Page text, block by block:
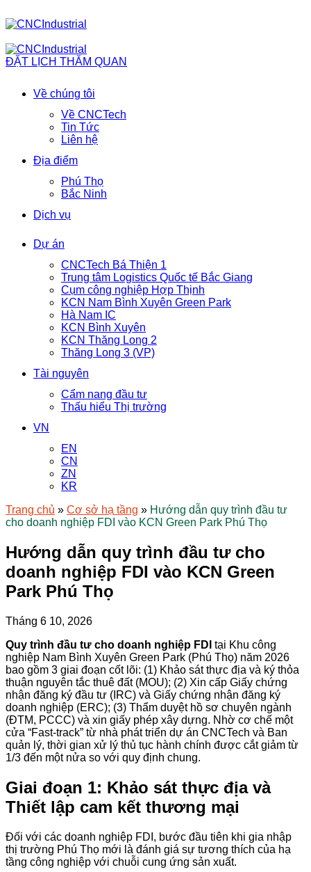
ĐẶT LỊCH THĂM QUAN
Về chúng tôi
Về CNCTech
Tin Tức
Liên hệ
Địa điểm
Phú Thọ
Bắc Ninh
Dịch vụ
Dự án
CNCTech Bá Thiện 1
Trung tâm Logistics Quốc tế Bắc Giang
Cụm công nghiệp Hợp Thịnh
KCN Nam Bình Xuyên Green Park
Hà Nam IC
KCN Bình Xuyên
KCN Thăng Long 2
Thăng Long 3 (VP)
Tài nguyên
Cẩm nang đầu tư
Thấu hiểu Thị trường
VN
EN
CN
ZN
KR
Trang chủ » Cơ sở hạ tầng » Hướng dẫn quy trình đầu tư
cho doanh nghiệp FDI vào KCN Green Park Phú Thọ
Hướng dẫn quy trình đầu tư cho
doanh nghiệp FDI vào KCN Green
Park Phú Thọ
Tháng 6 10, 2026
Quy trình đầu tư cho doanh nghiệp FDI tại Khu công
nghiệp Nam Bình Xuyên Green Park (Phú Thọ) năm 2026
bao gồm 3 giai đoạn cốt lõi: (1) Khảo sát thực địa và ký thỏa
thuận nguyên tắc thuê đất (MOU); (2) Xin cấp Giấy chứng
nhận đăng ký đầu tư (IRC) và Giấy chứng nhận đăng ký
doanh nghiệp (ERC); (3) Thẩm duyệt hồ sơ chuyên ngành
(ĐTM, PCCC) và xin giấy phép xây dựng. Nhờ cơ chế một
cửa “Fast-track” từ nhà phát triển dự án CNCTech và Ban
quản lý, thời gian xử lý thủ tục hành chính được cắt giảm từ
1/3 đến một nửa so với quy định chung.
Giai đoạn 1: Khảo sát thực địa và
Thiết lập cam kết thương mại
Đối với các doanh nghiệp FDI, bước đầu tiên khi gia nhập
thị trường Phú Thọ mới là đánh giá sự tương thích của hạ
tầng công nghiệp với chuỗi cung ứng sản xuất.